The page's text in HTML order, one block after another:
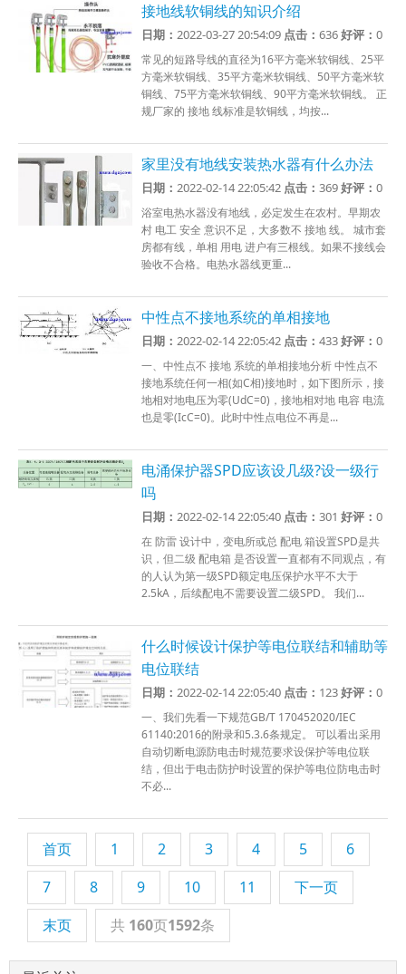
接地线软铜线的知识介绍
日期：2022-03-27 20:54:09 点击：636好评：0
常见的短路导线的直径为16平方毫米软铜线、25平
方毫米软铜线、35平方毫米软铜线、50平方毫米软
铜线、75平方毫米软铜线、90平方毫米软铜线。 正
规厂家的 接地 线标准是软铜线，均按...
家里没有地线安装热水器有什么办法
日期：2022-02-14 22:05:42 点击：369好评：0
浴室电热水器没有地线，必定发生在农村。早期农
村 电工 安全 意识不足，大多数不 接地 线。 城市套
房都有线，单相 用电 进户有三根线。如果不接线会
验收不合格。电热水器线更重...
中性点不接地系统的单相接地
日期：2022-02-14 22:05:42 点击：433好评：0
一、中性点不 接地 系统的单相接地分析 中性点不
接地系统任何一相(如C相)接地时，如下图所示，接
地相对地电压为零(UdC=0)，接地相对地 电容 电流
也是零(IcC=0)。此时中性点电位不再是...
电涌保护器SPD应该设几级?设一级行
吗
日期：2022-02-14 22:05:40 点击：301好评：0
在 防雷 设计中，变电所或总 配电 箱设置SPD是共
识，但二级 配电箱 是否设置一直都有不同观点，有
的人认为第一级SPD额定电压保护水平不大于
2.5kA，后续配电不需要设置二级SPD。 我们...
什么时候设计保护等电位联结和辅助等
电位联结
日期：2022-02-14 22:05:40 点击： 123好评：0
一、我们先看一下规范GB/T 170452020/IEC
61140:2016的附录和5.3.6条规定。 可以看出采用
自动切断电源防电击时规范要求设保护等电位联
结，但出于电击防护时设置的保护等电位防电击时
不必...
首页 1 2 3 4 5
6
7
8 9 10 11
下一页
末页
共 160页1592条